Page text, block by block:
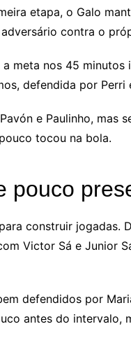
etapa, o Galo
contra o
meta nos 45
defendida por Perri
e Paulinho, mas
tocou na bola.
pouco
construir jogadas.
Victor Sá e Junior
defendidos por
antes do intervalo,